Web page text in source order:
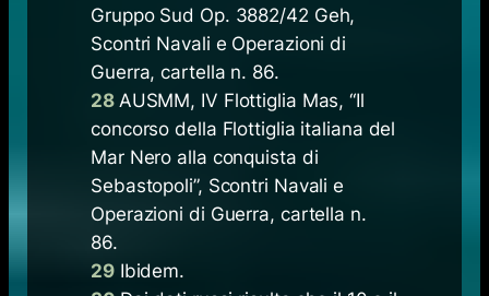
Gruppo Sud Op. 3882/42 Geh,
Scontri Navali e Operazioni di
Guerra, cartella n. 86.
28 AUSMM, IV Flottiglia Mas, “Il
concorso della Flottiglia italiana del
Mar Nero alla conquista di
Sebastopoli”, Scontri Navali e
Operazioni di Guerra, cartella n.
86.
29Ibidem.